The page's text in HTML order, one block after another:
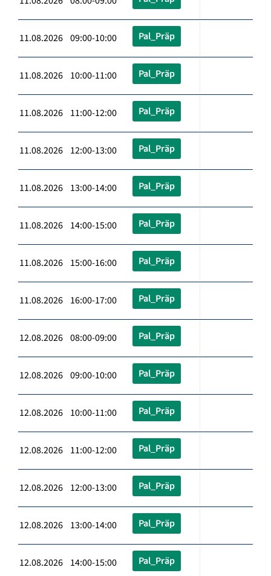
11.08.2026 09:00-10:00 Pal_Präp
11.08.2026 10:00-11:00 Pal_Präp
11.08.2026 11:00-12:00 Pal_Präp
11.08.2026 12:00-13:00 Pal_Präp
11.08.2026 13:00-14:00 Pal_Präp
11.08.2026 14:00-15:00 Pal_Präp
11.08.2026 15:00-16:00 Pal_Präp
11.08.2026 16:00-17:00 Pal_Präp
12.08.2026 08:00-09:00 Pal_Präp
12.08.2026 09:00-10:00 Pal_Präp
12.08.2026 10:00-11:00 Pal_Präp
12.08.2026 11:00-12:00 Pal_Präp
12.08.2026 12:00-13:00 Pal_Präp
12.08.2026 13:00-14:00 Pal_Präp
12.08.2026 14:00-15:00 Pal_Präp